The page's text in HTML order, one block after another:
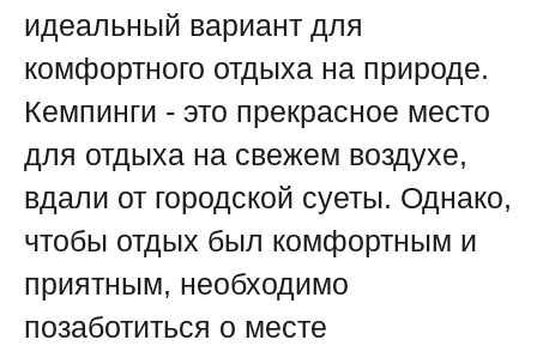
идеальный вариант для
комфортного отдыха на природе.
Кемпинги - это прекрасное место
для отдыха на свежем воздухе,
вдали от городской суеты. Однако,
чтобы отдых был комфортным и
приятным, необходимо
позаботиться о месте